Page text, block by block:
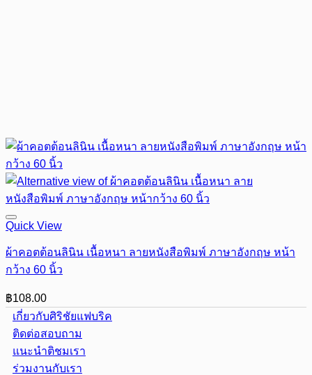
Quick View
ผ้าคอตต้อนลินิน เนื้อหนา ลายหนังสือพิมพ์ ภาษาอังกฤษ หน้า
กว้าง 60 นิ้ว
฿108.00
เกี่ยวกับศิริชัยแฟบริค
ติดต่อสอบถาม
แนะนำติชมเรา
ร่วมงานกับเรา